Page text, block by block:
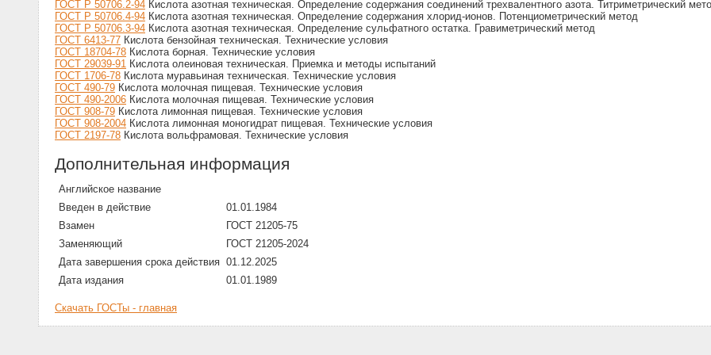
ГОСТ Р 50706.2-94 Кислота азотная техническая. Определение содержания соединений трехвалентного азота. Титриметрический
ГОСТ Р 50706.4-94 Кислота азотная техническая. Определение содержания хлорид-ионов. Потенциометрический метод
ГОСТ Р 50706.3-94 Кислота азотная техническая. Определение сульфатного остатка. Гравиметрический метод
ГОСТ 6413-77 Кислота бензойная техническая. Технические условия
ГОСТ 18704-78 Кислота борная. Технические условия
ГОСТ 29039-91 Кислота олеиновая техническая. Приемка и методы испытаний
ГОСТ 1706-78 Кислота муравьиная техническая. Технические условия
ГОСТ 490-79 Кислота молочная пищевая. Технические условия
ГОСТ 490-2006 Кислота молочная пищевая. Технические условия
ГОСТ 908-79 Кислота лимонная пищевая. Технические условия
ГОСТ 908-2004 Кислота лимонная моногидрат пищевая. Технические условия
ГОСТ 2197-78 Кислота вольфрамовая. Технические условия
Дополнительная информация
Английское название
Введен в действие
01.01.1984
Взамен
ГОСТ 21205-75
Заменяющий
ГОСТ 21205-2024
Дата завершения срока действия 01.12.2025
Дата издания
01.01.1989
Скачать ГОСТы - главная